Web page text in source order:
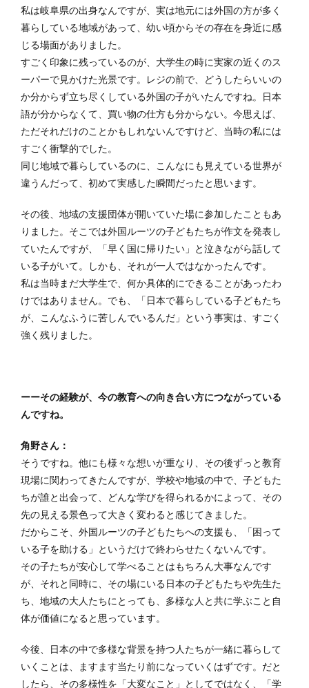
私は岐阜県の出身なんですが、実は地元には外国の方が多く
暮らしている地域があって、幼い頃からその存在を身近に感
じる場面がありました。
すごく印象に残っているのが、大学生の時に実家の近くのス
ーパーで見かけた光景です。レジの前で、どうしたらいいの
か分からず立ち尽くしている外国の子がいたんですね。日本
語が分からなくて、買い物の仕方も分からない。今思えば、
ただそれだけのことかもしれないんですけど、当時の私には
すごく衝撃的でした。
同じ地域で暮らしているのに、こんなにも見えている世界が
違うんだって、初めて実感した瞬間だったと思います。
その後、地域の支援団体が開いていた場に参加したこともあ
りました。そこでは外国ルーツの子どもたちが作文を発表し
ていたんですが、「早く国に帰りたい」と泣きながら話して
いる子がいて。しかも、それが一人ではなかったんです。
私は当時まだ大学生で、何か具体的にできることがあったわ
けではありません。でも、「日本で暮らしている子どもたち
が、こんなふうに苦しんでいるんだ」という事実は、すごく
強く残りました。
ーーその経験が、今の教育への向き合い方につながっている
んですね。
角野さん：
そうですね。他にも様々な想いが重なり、その後ずっと教育
現場に関わってきたんですが、学校や地域の中で、子どもた
ちが誰と出会って、どんな学びを得られるかによって、その
先の見える景色って大きく変わると感じてきました。
だからこそ、外国ルーツの子どもたちへの支援も、「困って
いる子を助ける」というだけで終わらせたくないんです。
その子たちが安心して学べることはもちろん大事なんです
が、それと同時に、その場にいる日本の子どもたちや先生た
ち、地域の大人たちにとっても、多様な人と共に学ぶこと自
体が価値になると思っています。
今後、日本の中で多様な背景を持つ人たちが一緒に暮らして
いくことは、ますます当たり前になっていくはずです。だと
したら、その多様性を「大変なこと」としてではなく、「学